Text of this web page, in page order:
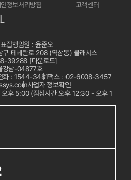
정보처리방침 고객센터
집행임원 : 윤준오
테헤란로 208 (역삼동) 클래시스
39288 [다운로드]
강남-04877호
화 : 1544-3481팩스 : 02-6008-3457
사업자 정보확인
후 5:00 (점심시간 오후 12:30 - 오후 1